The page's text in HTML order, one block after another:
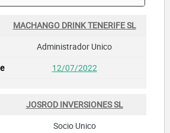
MACHANGO DRINK TENERIFE SL
Administrador Unico
12/07/2022
JOSROD INVERSIONES SL
Socio Unico